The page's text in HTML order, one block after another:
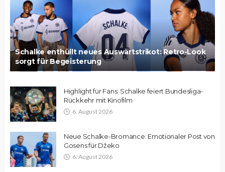
Schalke enthüllt neues Auswärtstrikot: Retro-Look
sorgt für Begeisterung
Highlight für Fans: Schalke feiert Bundesliga-
Rückkehr mit Kinofilm
6. August 2026
Neue Schalke-Bromance: Emotionaler Post von
Gosens für Džeko
6. August 2026